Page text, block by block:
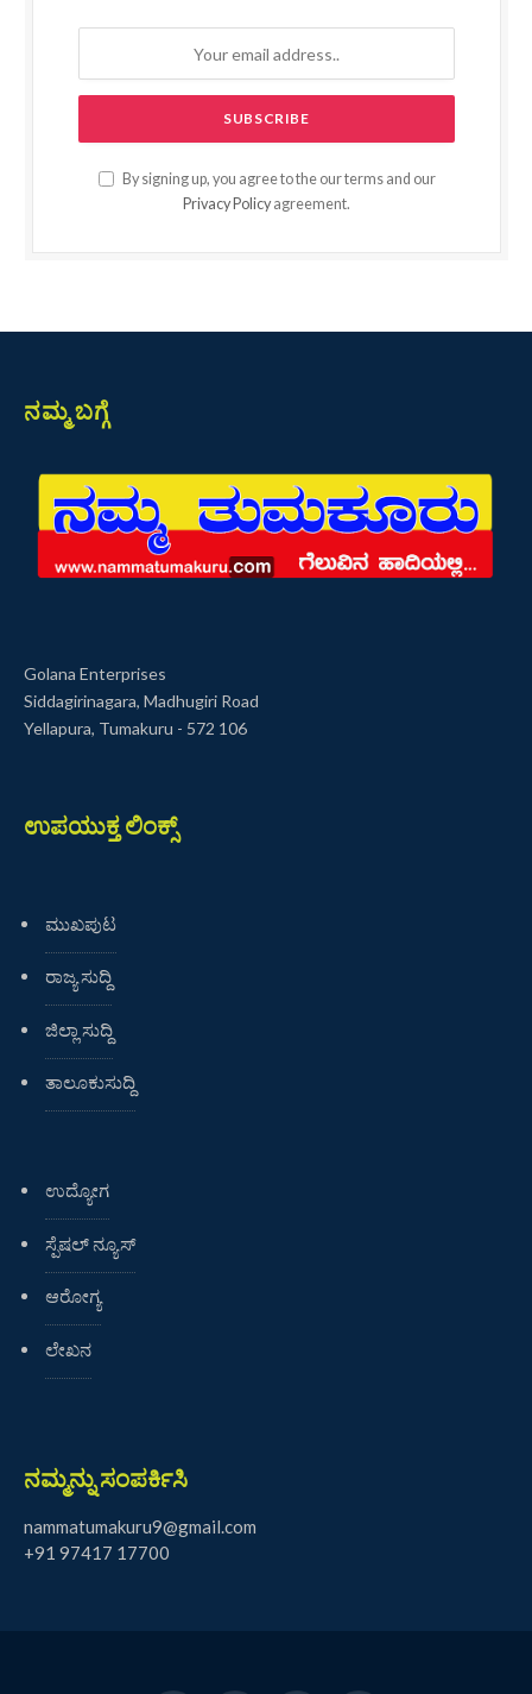
By signing up, you agree to the our terms and our
Privacy Policy agreement.
ನಮ್ಮ ಬಗ್ಗೆ
Golana Enterprises
Siddagirinagara, Madhugiri Road
Yellapura, Tumakuru - 572 106
ಉಪಯುಕ್ತ ಲಿಂಕ್ಸ್
ಮುಖಪುಟ
ರಾಜ್ಯ ಸುದ್ದಿ
ಜಿಲ್ಲಾ ಸುದ್ದಿ
ತಾಲೂಕುಸುದ್ದಿ
ಉದ್ಯೋಗ
ಸ್ಪೆಷಲ್ ನ್ಯೂಸ್
ಆರೋಗ್ಯ
ಲೇಖನ
ನಮ್ಮನ್ನು ಸಂಪರ್ಕಿಸಿ
nammatumakuru9@gmail.com
+91 97417 17700